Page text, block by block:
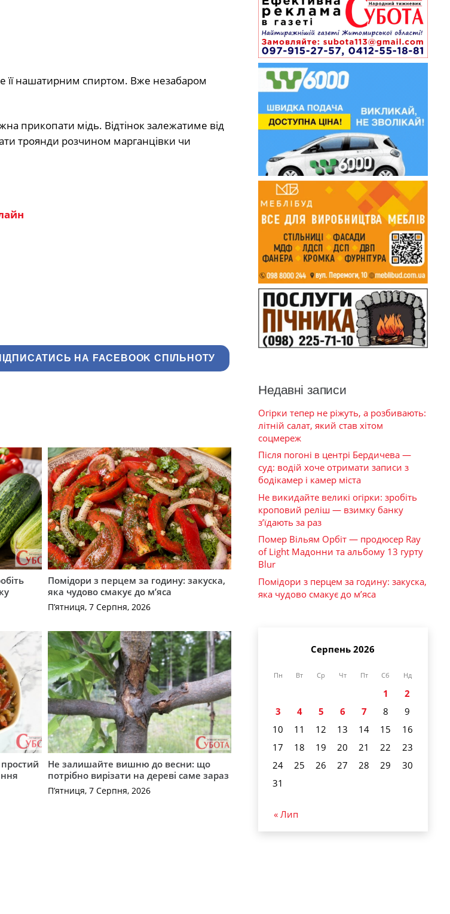
її нашатирним спиртом. Вже незабаром
прикопати мідь. Відтінок залежатиме від
троянди розчином марганцівки чи
НА FACEBOOK СПІЛЬНОТУ
Помідори з перцем за годину: закуска,
яка чудово смакує до м’яса
П’ятниця, 7 Серпня, 2026
Не залишайте вишню до весни: що
потрібно вирізати на дереві саме зараз
П’ятниця, 7 Серпня, 2026
Недавні записи
Огірки тепер не ріжуть, а розбивають:
літній салат, який став хітом
соцмереж
Після погоні в центрі Бердичева —
суд: водій хоче отримати записи з
бодікамер і камер міста
Не викидайте великі огірки: зробіть
кроповий реліш — взимку банку
з’їдають за раз
Помер Вільям Орбіт — продюсер Ray
of Light Мадонни та альбому 13 гурту
Blur
Помідори з перцем за годину: закуска,
яка чудово смакує до м’яса
Серпень 2026
Пн Вт Ср Чт Пт Сб Нд
1
2
3
4 5 6 7 8
9
10
11 12 13 14 15
16
17
18 19 20 21 22
23
24
25 26 27 28 29
30
31
« Лип